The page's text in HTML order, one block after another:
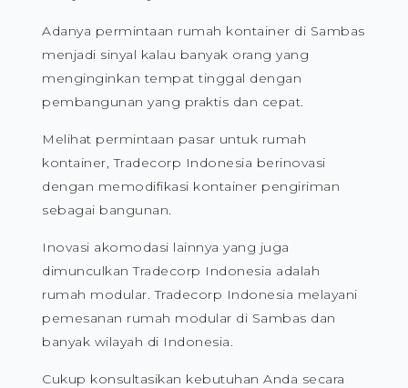
Adanya permintaan rumah kontainer di Sambas
menjadi sinyal kalau banyak orang yang
menginginkan tempat tinggal dengan
pembangunan yang praktis dan cepat.
Melihat permintaan pasar untuk rumah
kontainer, Tradecorp Indonesia berinovasi
dengan memodifikasi kontainer pengiriman
sebagai bangunan.
Inovasi akomodasi lainnya yang juga
dimunculkan Tradecorp Indonesia adalah
rumah modular. Tradecorp Indonesia melayani
pemesanan rumah modular di Sambas dan
banyak wilayah di Indonesia.
Cukup konsultasikan kebutuhan Anda secara